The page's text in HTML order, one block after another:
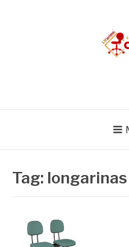
BLOG
Tag: